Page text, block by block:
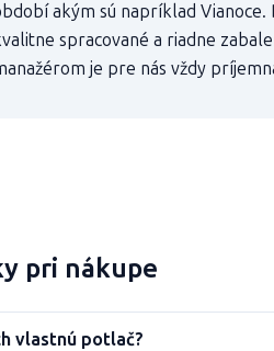
akým sú napríklad Vianoce.
spracované a riadne
je pre nás vždy
pri nákupe
vlastnú potlač?